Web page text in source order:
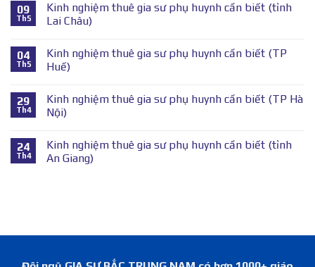
09
Th5
Kinh nghiệm thuê gia sư phụ huynh cần biết (tỉnh
Lai Châu)
04
Th5
Kinh nghiệm thuê gia sư phụ huynh cần biết (TP
Huế)
29
Th4
Kinh nghiệm thuê gia sư phụ huynh cần biết (TP Hà
Nội)
24
Th4
Kinh nghiệm thuê gia sư phụ huynh cần biết (tỉnh
An Giang)